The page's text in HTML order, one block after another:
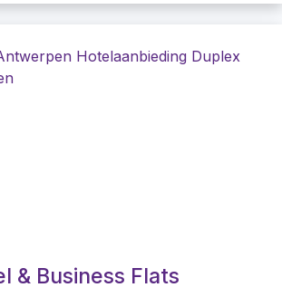
& Business Flats